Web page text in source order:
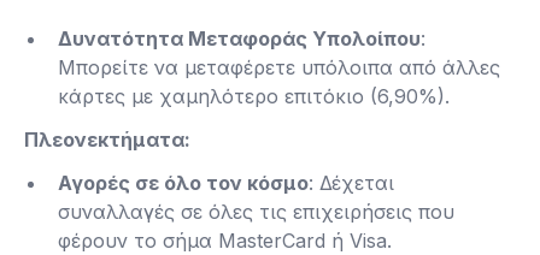
Δυνατότητα Μεταφοράς Υπολοίπου:
Μπορείτε να μεταφέρετε υπόλοιπα από άλλες
κάρτες με χαμηλότερο επιτόκιο (6,90%)​.
Πλεονεκτήματα:
Αγορές σε όλο τον κόσμο: Δέχεται
συναλλαγές σε όλες τις επιχειρήσεις που
φέρουν το σήμα MasterCard ή Visa.